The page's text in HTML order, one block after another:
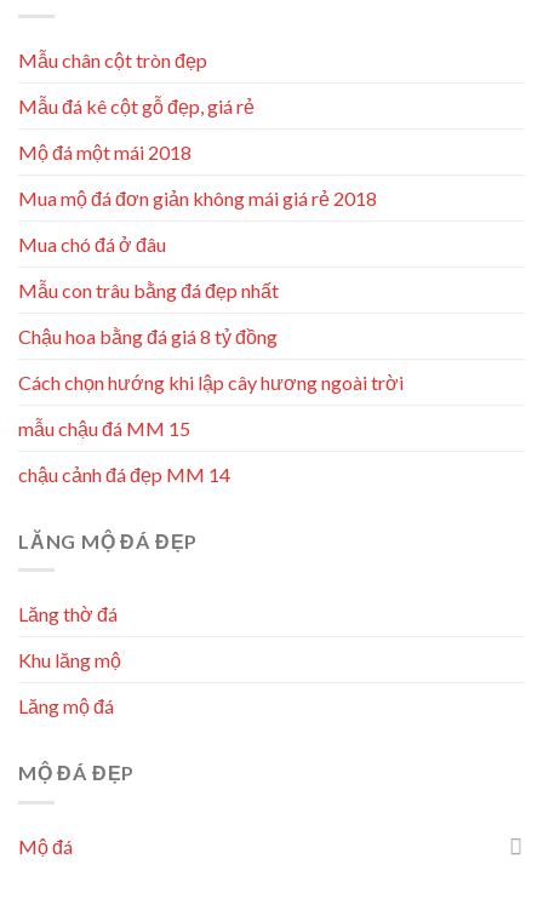
Mẫu chân cột tròn đẹp
Mẫu đá kê cột gỗ đẹp, giá rẻ
Mộ đá một mái 2018
Mua mộ đá đơn giản không mái giá rẻ 2018
Mua chó đá ở đâu
Mẫu con trâu bằng đá đẹp nhất
Chậu hoa bằng đá giá 8 tỷ đồng
Cách chọn hướng khi lập cây hương ngoài trời
mẫu chậu đá MM 15
chậu cảnh đá đẹp MM 14
LĂNG MỘ ĐÁ ĐẸP
Lăng thờ đá
Khu lăng mộ
Lăng mộ đá
MỘ ĐÁ ĐẸP
Mộ đá